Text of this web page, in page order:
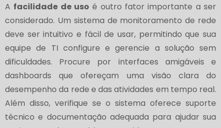
A facilidade de uso é outro fator importante a ser
considerado. Um sistema de monitoramento de rede
deve ser intuitivo e fácil de usar, permitindo que sua
equipe de TI configure e gerencie a solução sem
dificuldades. Procure por interfaces amigáveis e
dashboards que ofereçam uma visão clara do
desempenho da rede e das atividades em tempo real.
Além disso, verifique se o sistema oferece suporte
técnico e documentação adequada para ajudar sua